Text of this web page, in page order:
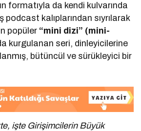
formatıyla da kendi kulvarında
podcast kalıplarından sıyrılarak
popüler “mini dizi” (mini-
kurgulanan seri, dinleyicilerine
bütüncül ve sürükleyici bir
işte Girişimcilerin Büyük